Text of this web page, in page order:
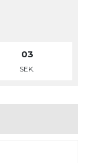
03
SEK.